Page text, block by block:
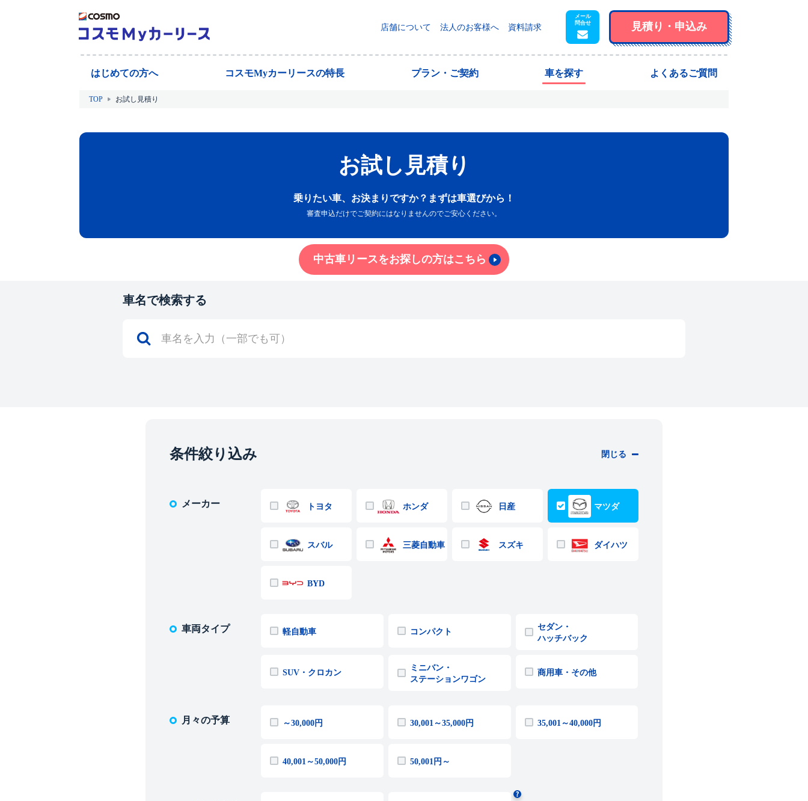
店舗について 法人のお客様へ 資料請求 見積り・ 申込み
はじめての方へ コスモMyカーリースの特長 プラン・ご契約 車を探す よくあるご質問
TOP お試し見積り
お試し見積り
乗りたい車、お決まりですか？まずは車選びから！
審査申込だけでご契約にはなりませんのでご安心ください。
中古車リースをお探しの方はこちら
車名で検索する
条件絞り込み 閉じる
メーカー トヨタ ホンダ 日産 マツダ
スバル 三菱自動車 スズキ ダイハツ
BYD
車両タイプ 軽自動車 コンパクト
セダン・
ハッチバック
SUV・クロカン
ミニバン・
ステーションワゴン
商用車・その他
月々の予算 ～30,000円 30,001～35,000円 35,001～40,000円
40,001～50,000円 50,001円～